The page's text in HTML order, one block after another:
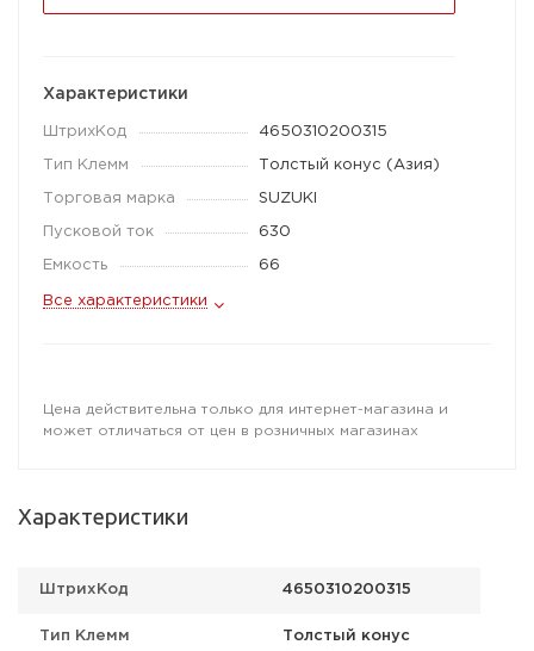
Характеристики
ШтрихКод 4650310200315
Тип Клемм Толстый конус (Азия)
Торговая марка SUZUKI
Пусковой ток 630
Емкость 66
Все характеристики
Цена действительна только для интернет-магазина и
может отличаться от цен в розничных магазинах
Характеристики
ШтрихКод 4650310200315
Тип Клемм
Толстый конус